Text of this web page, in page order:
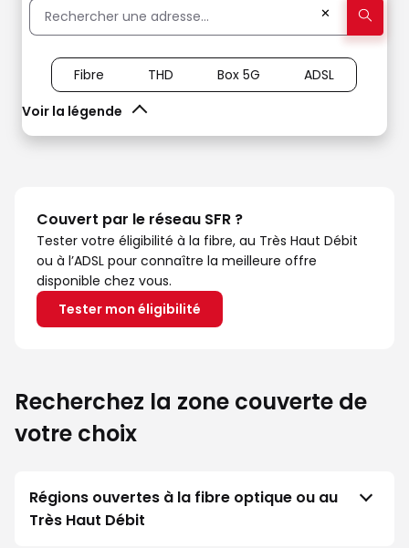
✕
Voir la légende
Fibre THD Box 5G ADSL
Couvert par le réseau SFR ?
Tester votre éligibilité à la fibre, au Très Haut Débit
ou à l’ADSL pour connaître la meilleure offre
disponible chez vous.
Tester mon éligibilité
Recherchez la zone couverte de
votre choix
Régions ouvertes à la fibre optique ou au
Très Haut Débit